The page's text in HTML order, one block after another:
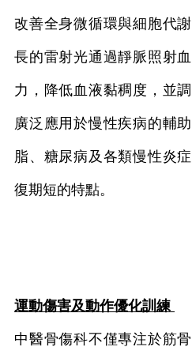
改善全身微循環與細胞代
長的雷射光通過靜脈照射
力，降低血液黏稠度，並
廣泛應用於慢性疾病的輔
脂、糖尿病及各類慢性炎
復期短的特點。
運動傷害及動作優化訓練
中醫骨傷科不僅專注於筋